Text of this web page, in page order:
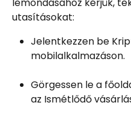
utasításokat:
Jelentkezzen be
mobilalkalmazáson.
Görgessen le a
az Ismétlődő